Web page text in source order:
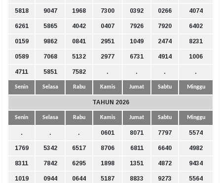
5818 9047 1968 7300 0392 0266 4074
6261 5865 4042 0407 7926 7920 6402
0159 9862 0841 2951 1049 2474 8231
0589 7068 5132 2977 6731 4914 1006
4711 5851 7582 . . . .
Senin Selasa Rabu Kamis Jumat Sabtu Minggu
TAHUN 2026
Senin Selasa Rabu Kamis Jumat Sabtu Minggu
. . . 0601 8071 7797 5574
1769 5342 6517 8706 6811 6640 4982
8311 7842 6295 1898 1351 4872 9434
1019 0944 0644 5187 8833 9273 5564